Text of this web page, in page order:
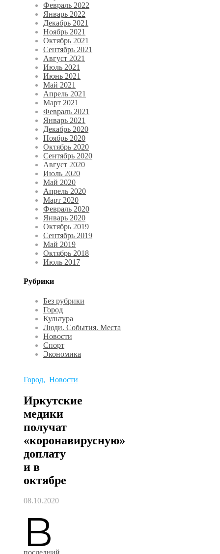
Февраль 2022
Январь 2022
Декабрь 2021
Ноябрь 2021
Октябрь 2021
Сентябрь 2021
Август 2021
Июль 2021
Июнь 2021
Май 2021
Апрель 2021
Март 2021
Февраль 2021
Январь 2021
Декабрь 2020
Ноябрь 2020
Октябрь 2020
Сентябрь 2020
Август 2020
Июль 2020
Май 2020
Апрель 2020
Март 2020
Февраль 2020
Январь 2020
Октябрь 2019
Сентябрь 2019
Май 2019
Октябрь 2018
Июль 2017
Рубрики
Без рубрики
Город
Культура
Люди. События. Места
Новости
Спорт
Экономика
Город, Новости
Иркутские
медики
получат
«коронавирусную»
доплату
и в
октябре
08.10.2020
В